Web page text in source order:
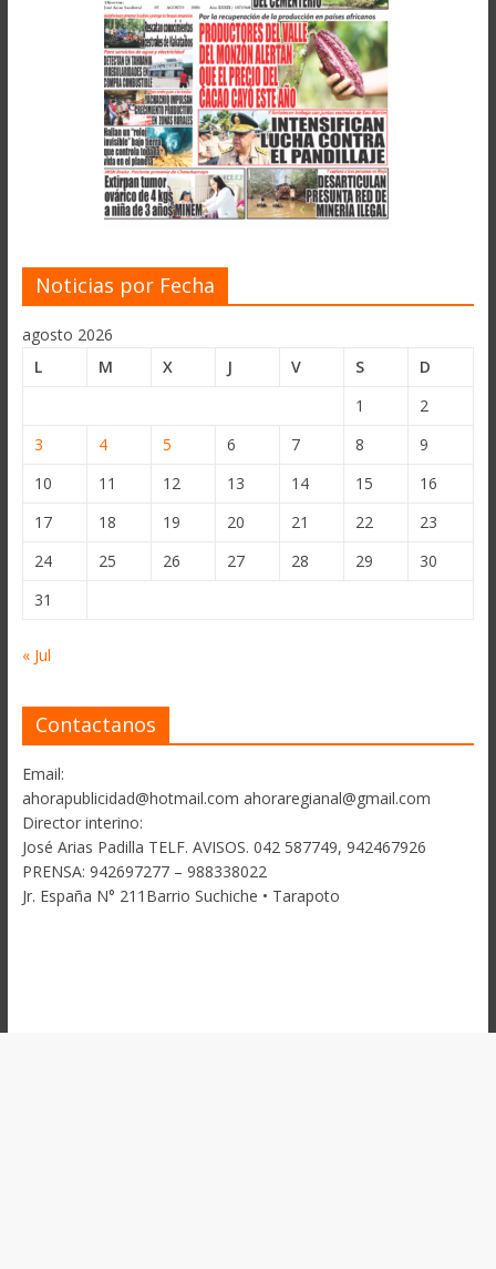
Noticias por Fecha
agosto 2026
L
M X J V S
D
1
2
3
4 5 6 7 8
9
10
11 12 13 14 15
16
17
18 19 20 21 22
23
24
25 26 27 28 29
30
31
« Jul
Contactanos
Email:
ahorapublicidad@hotmail.com ahoraregianal@gmail.com
Director interino:
José Arias Padilla TELF. AVISOS. 042 587749, 942467926
PRENSA: 942697277 – 988338022
Jr. España N° 211Barrio Suchiche • Tarapoto